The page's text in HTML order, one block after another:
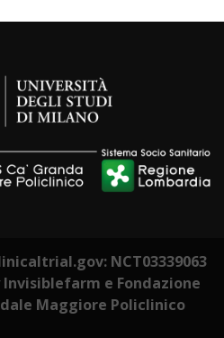
NCT03339063
e Fondazione
Maggiore Policlinico